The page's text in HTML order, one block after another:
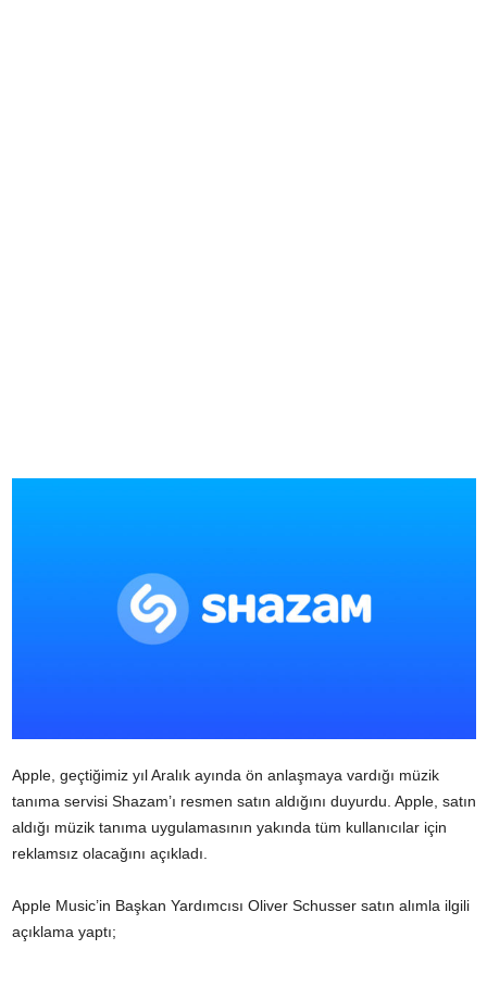
Apple, geçtiğimiz yıl Aralık ayında ön anlaşmaya vardığı müzik
tanıma servisi Shazam’ı resmen satın aldığını duyurdu. Apple, satın
aldığı müzik tanıma uygulamasının yakında tüm kullanıcılar için
reklamsız olacağını açıkladı.
Apple Music’in Başkan Yardımcısı Oliver Schusser satın alımla ilgili
açıklama yaptı;